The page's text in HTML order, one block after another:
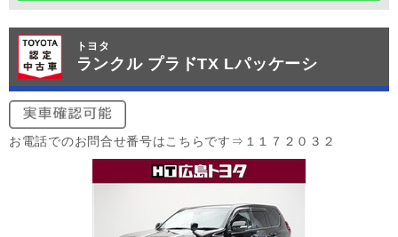
トヨタ
ランクル プラドTX Lパッケーシ
お電話でのお問合せ番号はこちらです⇒１１７２０３２